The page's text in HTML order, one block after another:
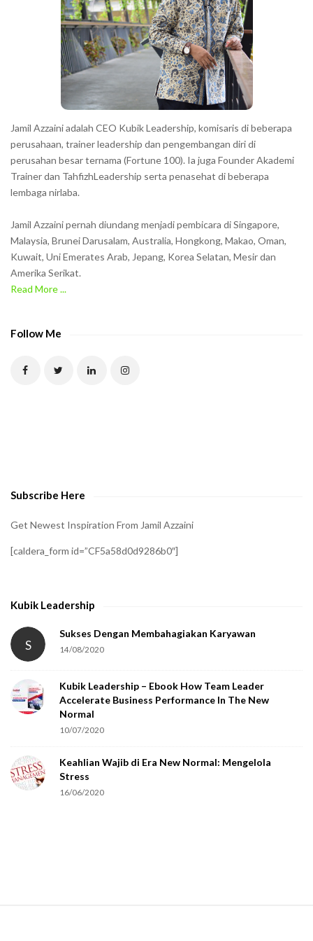
Jamil Azzaini adalah CEO Kubik Leadership, komisaris di beberapa
perusahaan, trainer leadership dan pengembangan diri di
perusahan besar ternama (Fortune 100). Ia juga Founder Akademi
Trainer dan TahfizhLeadership serta penasehat di beberapa
lembaga nirlaba.
Jamil Azzaini pernah diundang menjadi pembicara di Singapore,
Malaysia, Brunei Darusalam, Australia, Hongkong, Makao, Oman,
Kuwait, Uni Emerates Arab, Jepang, Korea Selatan, Mesir dan
Amerika Serikat.
Read More ...
Follow Me
Subscribe Here
Get Newest Inspiration From Jamil Azzaini
[caldera_form id=”CF5a58d0d9286b0″]
Kubik Leadership
S
Sukses Dengan Membahagiakan Karyawan
14/08/2020
Kubik Leadership – Ebook How Team Leader
Accelerate Business Performance In The New
Normal
10/07/2020
Keahlian Wajib di Era New Normal: Mengelola
Stress
16/06/2020